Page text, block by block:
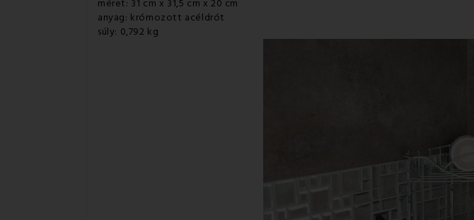
méret: 31 cm x 31,5 cm x 20 cm
anyag: krómozott acéldrót
súly: 0,792 kg